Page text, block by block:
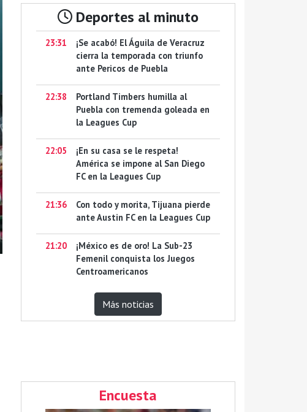
Deportes al minuto
23:31
¡Se acabó! El Águila de Veracruz
cierra la temporada con triunfo
ante Pericos de Puebla
22:38
Portland Timbers humilla al
Puebla con tremenda goleada en
la Leagues Cup
22:05
¡En su casa se le respeta!
América se impone al San Diego
FC en la Leagues Cup
21:36
Con todo y morita, Tijuana pierde
ante Austin FC en la Leagues Cup
21:20
¡México es de oro! La Sub-23
Femenil conquista los Juegos
Centroamericanos
Más noticias
Encuesta